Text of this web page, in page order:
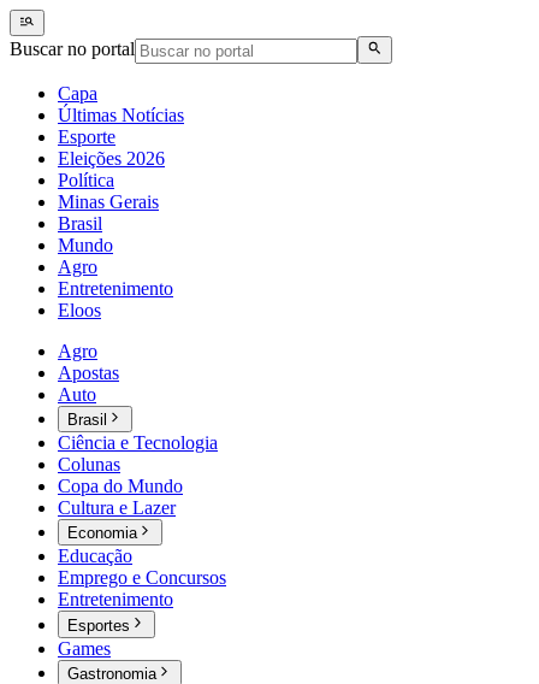
Buscar no portal
Capa
Últimas Notícias
Esporte
Eleições 2026
Política
Minas Gerais
Brasil
Mundo
Agro
Entretenimento
Eloos
Agro
Apostas
Auto
Brasil
Ciência e Tecnologia
Colunas
Copa do Mundo
Cultura e Lazer
Economia
Educação
Emprego e Concursos
Entretenimento
Esportes
Games
Gastronomia